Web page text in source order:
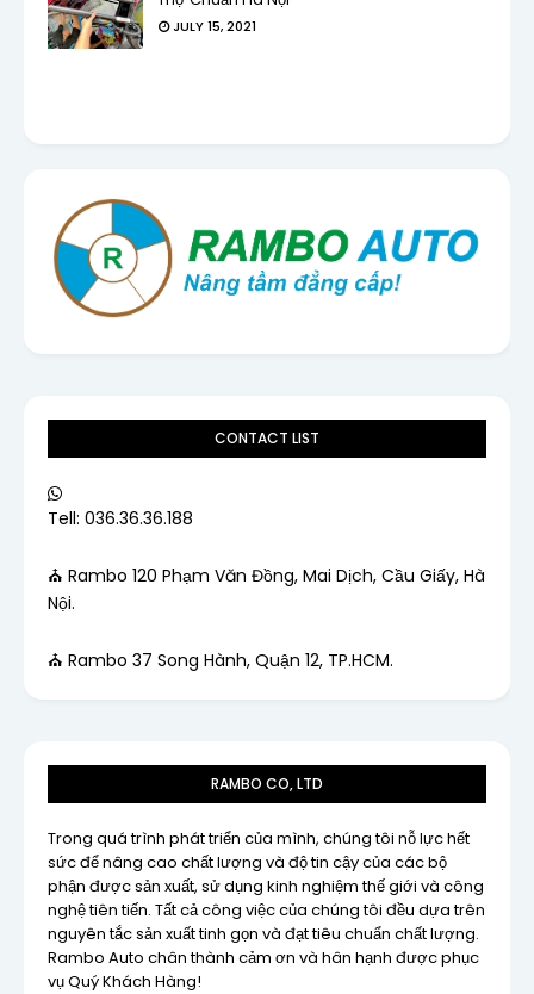
JULY 15, 2021
CONTACT LIST
Tell: 036.36.36.188
⛪ Rambo 120 Phạm Văn Đồng, Mai Dịch, Cầu Giấy, Hà
Nội.
⛪ Rambo 37 Song Hành, Quận 12, TP.HCM.
RAMBO CO, LTD
Trong quá trình phát triển của mình, chúng tôi nỗ lực hết
sức để nâng cao chất lượng và độ tin cậy của các bộ
phận được sản xuất, sử dụng kinh nghiệm thế giới và công
nghệ tiên tiến. Tất cả công việc của chúng tôi đều dựa trên
nguyên tắc sản xuất tinh gọn và đạt tiêu chuẩn chất lượng.
Rambo Auto chân thành cảm ơn và hân hạnh được phục
vụ Quý Khách Hàng!